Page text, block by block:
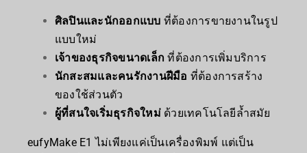
ศิลปินและนักออกแบบ ที่ต้องการขายงานในรูป
แบบใหม่
เจ้าของธุรกิจขนาดเล็ก ที่ต้องการเพิ่มบริการ
นักสะสมและคนรักงานฝีมือ ที่ต้องการสร้าง
ของใช้ส่วนตัว
ผู้ที่สนใจเริ่มธุรกิจใหม่ด้วยเทคโนโลยีล้ำสมัย
eufyMake E1 ไม่เพียงแค่เป็นเครื่องพิมพ์ แต่เป็น